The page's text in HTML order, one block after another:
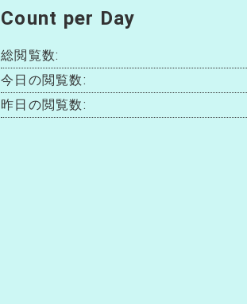
Count per Day
総閲覧数:
今日の閲覧数:
昨日の閲覧数: